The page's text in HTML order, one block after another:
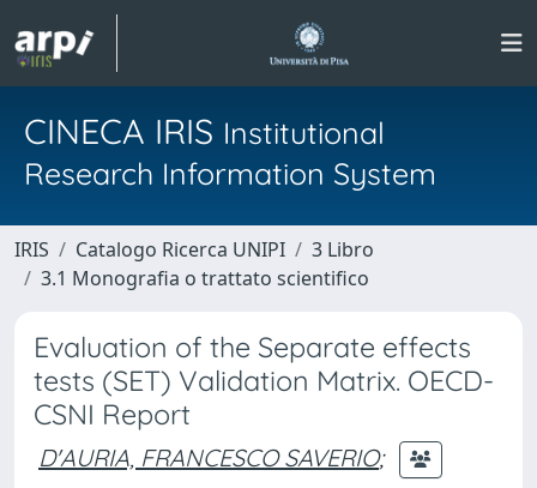
CINECA IRIS Institutional
Research Information System
IRIS Catalogo Ricerca UNIPI
3 Libro
3.1 Monografia o trattato scientifico
Evaluation of the Separate effects
tests (SET) Validation Matrix. OECD-
CSNI Report
D'AURIA, FRANCESCO SAVERIO;